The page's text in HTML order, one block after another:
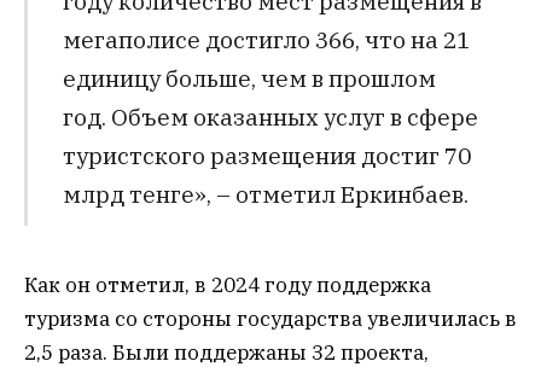
мегаполисе достигло 366, что на 21
единицу больше, чем в прошлом
год. Объем оказанных услуг в сфере
туристского размещения достиг 70
млрд тенге», – отметил Еркинбаев.
Как он отметил, в 2024 году поддержка
туризма со стороны государства увеличилась в
2,5 раза. Были поддержаны 32 проекта,